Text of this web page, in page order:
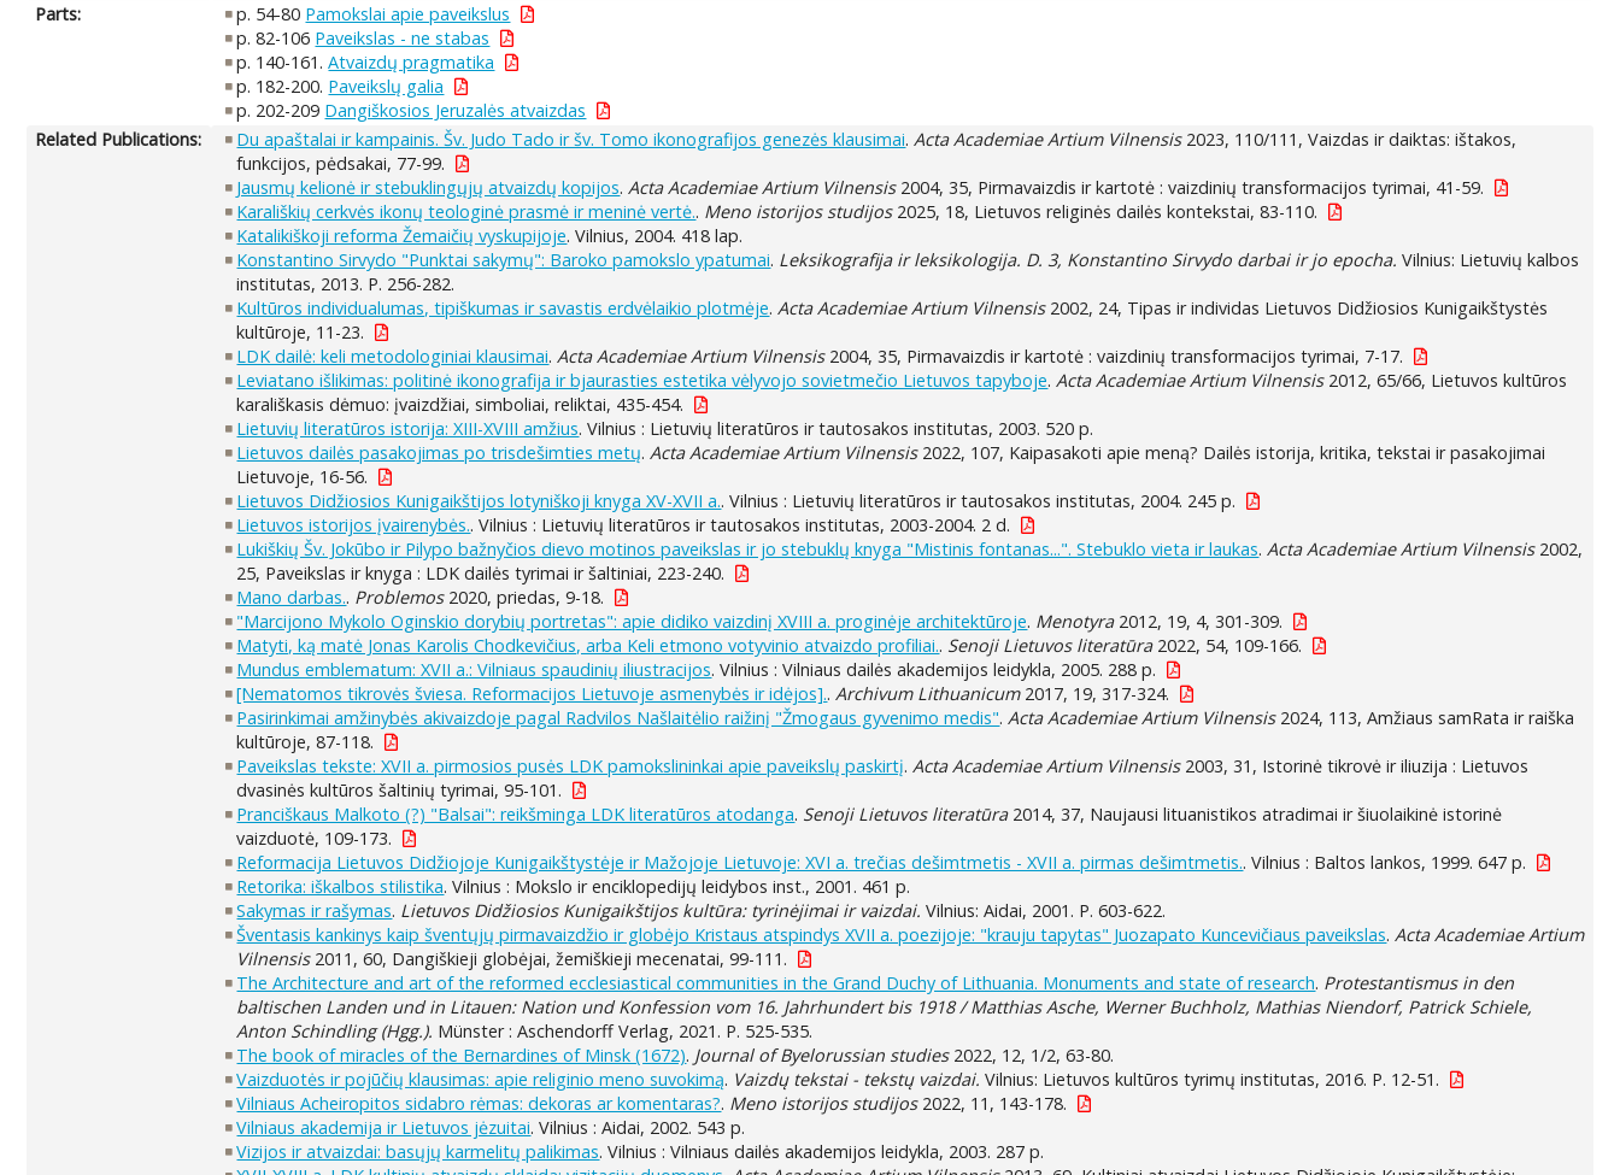
Parts:
p. 54-80 Pamokslai apie paveikslus
p. 82-106 Paveikslas - ne stabas
p. 140-161.Atvaizdų pragmatika
p. 182-200. Paveikslų galia
p. 202-209 Dangiškosios Jeruzalės atvaizdas
Related Publications:
Du apaštalai ir kampainis. Šv. Judo Tado ir šv. Tomo ikonografijos genezės klausimai. Acta Academiae Artium Vilnensis2023, 110/111, Vaizdas ir daiktas: ištakos,
funkcijos, pėdsakai, 77-99.
Jausmų kelionė ir stebuklingųjų atvaizdų kopijos. Acta Academiae Artium Vilnensis2004, 35, Pirmavaizdis ir kartotė : vaizdinių transformacijos tyrimai, 41-59.
Karališkių cerkvės ikonų teologinė prasmė ir meninė vertė.. Meno istorijos studijos2025, 18, Lietuvos religinės dailės kontekstai, 83-110.
Katalikiškoji reforma Žemaičių vyskupijoje. Vilnius, 2004. 418 lap.
Konstantino Sirvydo "Punktai sakymų": Baroko pamokslo ypatumai. Leksikografija ir leksikologija. D. 3, Konstantino Sirvydo darbai ir jo epocha. Vilnius: Lietuvių kalbos
institutas, 2013. P. 256-282.
Kultūros individualumas, tipiškumas ir savastis erdvėlaikio plotmėje. Acta Academiae Artium Vilnensis2002, 24, Tipas ir individas Lietuvos Didžiosios Kunigaikštystės
kultūroje, 11-23.
LDK dailė: keli metodologiniai klausimai. Acta Academiae Artium Vilnensis2004, 35, Pirmavaizdis ir kartotė : vaizdinių transformacijos tyrimai, 7-17.
Leviatano išlikimas: politinė ikonografija ir bjaurasties estetika vėlyvojo sovietmečio Lietuvos tapyboje. Acta Academiae Artium Vilnensis2012, 65/66, Lietuvos kultūros
karališkasis dėmuo: įvaizdžiai, simboliai, reliktai, 435-454.
Lietuvių literatūros istorija: XIII-XVIII amžius. Vilnius : Lietuvių literatūros ir tautosakos institutas, 2003. 520 p.
Lietuvos dailės pasakojimas po trisdešimties metų. Acta Academiae Artium Vilnensis2022, 107, Kaipasakoti apie meną? Dailės istorija, kritika, tekstai ir pasakojimai
Lietuvoje, 16-56.
Lietuvos Didžiosios Kunigaikštijos lotyniškoji knyga XV-XVII a.. Vilnius : Lietuvių literatūros ir tautosakos institutas, 2004. 245 p.
Lietuvos istorijos įvairenybės.. Vilnius : Lietuvių literatūros ir tautosakos institutas, 2003-2004. 2 d.
Lukiškių Šv. Jokūbo ir Pilypo bažnyčios dievo motinos paveikslas ir jo stebuklų knyga "Mistinis fontanas...". Stebuklo vieta ir laukas. Acta Academiae Artium Vilnensis2002,
25, Paveikslas ir knyga : LDK dailės tyrimai ir šaltiniai, 223-240.
Mano darbas.. Problemos2020, priedas, 9-18.
"Marcijono Mykolo Oginskio dorybių portretas": apie didiko vaizdinį XVIII a. proginėje architektūroje. Menotyra2012, 19, 4, 301-309.
Matyti, ką matė Jonas Karolis Chodkevičius, arba Keli etmono votyvinio atvaizdo profiliai.. Senoji Lietuvos literatūra2022, 54, 109-166.
Mundus emblematum: XVII a.: Vilniaus spaudinių iliustracijos. Vilnius : Vilniaus dailės akademijos leidykla, 2005. 288 p.
[Nematomos tikrovės šviesa. Reformacijos Lietuvoje asmenybės ir idėjos].. Archivum Lithuanicum2017, 19, 317-324.
Pasirinkimai amžinybės akivaizdoje pagal Radvilos Našlaitėlio raižinį "Žmogaus gyvenimo medis". Acta Academiae Artium Vilnensis2024, 113, Amžiaus samRata ir raiška
kultūroje, 87-118.
Paveikslas tekste: XVII a. pirmosios pusės LDK pamokslininkai apie paveikslų paskirtį. Acta Academiae Artium Vilnensis2003, 31, Istorinė tikrovė ir iliuzija : Lietuvos
dvasinės kultūros šaltinių tyrimai, 95-101.
Pranciškaus Malkoto (?) "Balsai": reikšminga LDK literatūros atodanga. Senoji Lietuvos literatūra2014, 37, Naujausi lituanistikos atradimai ir šiuolaikinė istorinė
vaizduotė, 109-173.
Reformacija Lietuvos Didžiojoje Kunigaikštystėje ir Mažojoje Lietuvoje: XVI a. trečias dešimtmetis - XVII a. pirmas dešimtmetis.. Vilnius : Baltos lankos, 1999. 647 p.
Retorika: iškalbos stilistika. Vilnius : Mokslo ir enciklopedijų leidybos inst., 2001. 461 p.
Sakymas ir rašymas. Lietuvos Didžiosios Kunigaikštijos kultūra: tyrinėjimai ir vaizdai. Vilnius: Aidai, 2001. P. 603-622.
Šventasis kankinys kaip šventųjų pirmavaizdžio ir globėjo Kristaus atspindys XVII a. poezijoje: "krauju tapytas" Juozapato Kuncevičiaus paveikslas. Acta Academiae Artium
Vilnensis2011, 60, Dangiškieji globėjai, žemiškieji mecenatai, 99-111.
The Architecture and art of the reformed ecclesiastical communities in the Grand Duchy of Lithuania. Monuments and state of research. Protestantismus in den
baltischen Landen und in Litauen: Nation und Konfession vom 16. Jahrhundert bis 1918 / Matthias Asche, Werner Buchholz, Mathias Niendorf, Patrick Schiele,
Anton Schindling (Hgg.). Münster : Aschendorff Verlag, 2021. P. 525-535.
The book of miracles of the Bernardines of Minsk (1672). Journal of Byelorussian studies2022, 12, 1/2, 63-80.
Vaizduotės ir pojūčių klausimas: apie religinio meno suvokimą. Vaizdų tekstai - tekstų vaizdai. Vilnius: Lietuvos kultūros tyrimų institutas, 2016. P. 12-51.
Vilniaus Acheiropitos sidabro rėmas: dekoras ar komentaras?. Meno istorijos studijos2022, 11, 143-178.
Vilniaus akademija ir Lietuvos jėzuitai. Vilnius : Aidai, 2002. 543 p.
Vizijos ir atvaizdai: basųjų karmelitų palikimas. Vilnius : Vilniaus dailės akademijos leidykla, 2003. 287 p.